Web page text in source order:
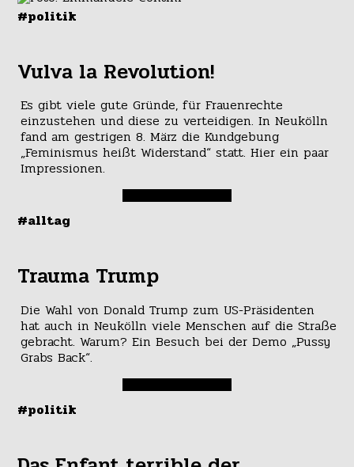
#politik
Vulva la Revolution!
Es gibt viele gute Gründe, für Frauenrechte
einzustehen und diese zu verteidigen. In Neukölln
fand am gestrigen 8. März die Kundgebung
„Feminismus heißt Widerstand“ statt. Hier ein paar
Impressionen.
#alltag
Trauma Trump
Die Wahl von Donald Trump zum US-Präsidenten
hat auch in Neukölln viele Menschen auf die Straße
gebracht. Warum? Ein Besuch bei der Demo „Pussy
Grabs Back“.
#politik